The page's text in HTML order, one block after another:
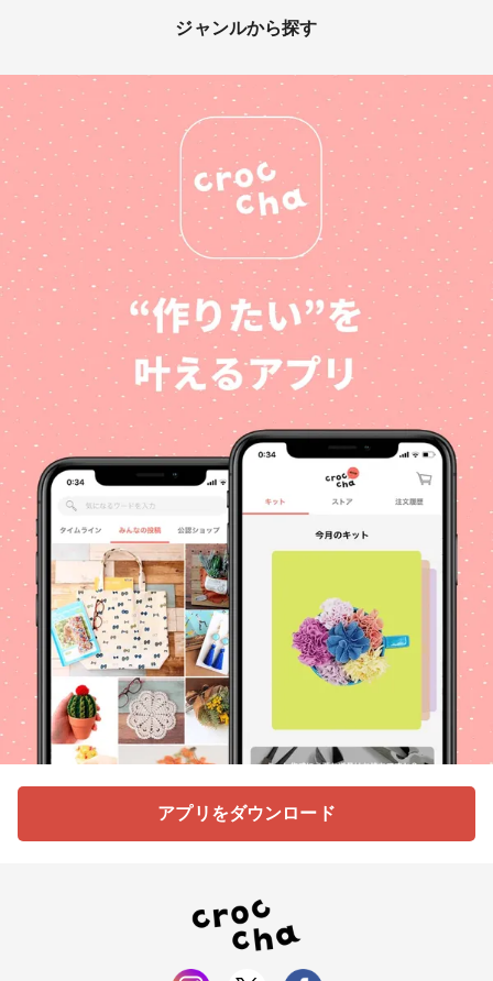
ジャンルから探す
アプリをダウンロード